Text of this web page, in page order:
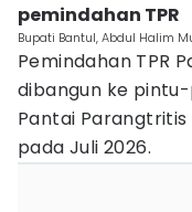
pemindahan TPR
Bupati Bantul, Abdul Halim
Pemindahan TPR
dibangun ke
Pantai
pada Juli 2026.